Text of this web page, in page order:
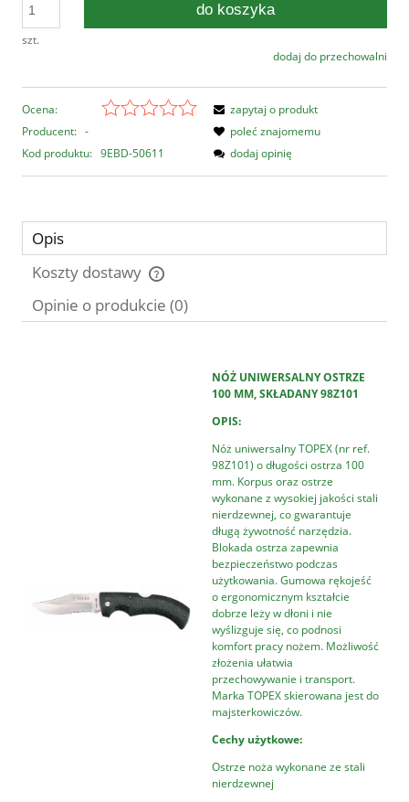
szt.
do koszyka
dodaj do przechowalni
Ocena:
Producent: -
Kod produktu: 9EBD-50611
zapytaj o produkt
poleć znajomemu
dodaj opinię
Opis
Koszty dostawy
Cena nie zawiera ewentualnych kosztów płatności
Opinie o produkcie (0)
NÓŻ UNIWERSALNY OSTRZE
100 MM, SKŁADANY 98Z101
OPIS:
Nóż uniwersalny TOPEX (nr ref.
98Z101) o długości ostrza 100
mm. Korpus oraz ostrze
wykonane z wysokiej jakości stali
nierdzewnej, co gwarantuje
długą żywotność narzędzia.
Blokada ostrza zapewnia
bezpieczeństwo podczas
użytkowania. Gumowa rękojeść
o ergonomicznym kształcie
dobrze leży w dłoni i nie
wyślizguje się, co podnosi
komfort pracy nożem. Możliwość
złożenia ułatwia
przechowywanie i transport.
Marka TOPEX skierowana jest do
majsterkowiczów.
Cechy użytkowe:
Ostrze noża wykonane ze stali
nierdzewnej